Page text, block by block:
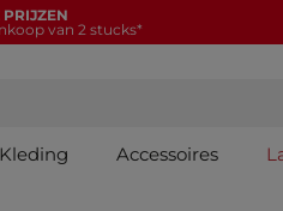
PRIJZEN
van 2 stucks*
Kleding Accessoires